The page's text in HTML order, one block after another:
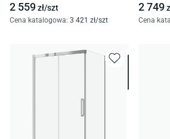
2 559zł/szt
Cena katalogowa: 3 421 zł/szt
2 749
Cena